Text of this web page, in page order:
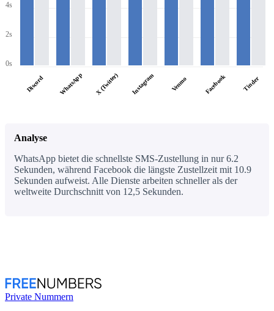
4s
2s
0s
Discord WhatsApp X (Twitter) Instagram Venmo Facebook Tinder
Analyse
WhatsApp bietet die schnellste SMS-Zustellung in nur 6.2
Sekunden, während Facebook die längste Zustellzeit mit 10.9
Sekunden aufweist. Alle Dienste arbeiten schneller als der
weltweite Durchschnitt von 12,5 Sekunden.
Private Nummern